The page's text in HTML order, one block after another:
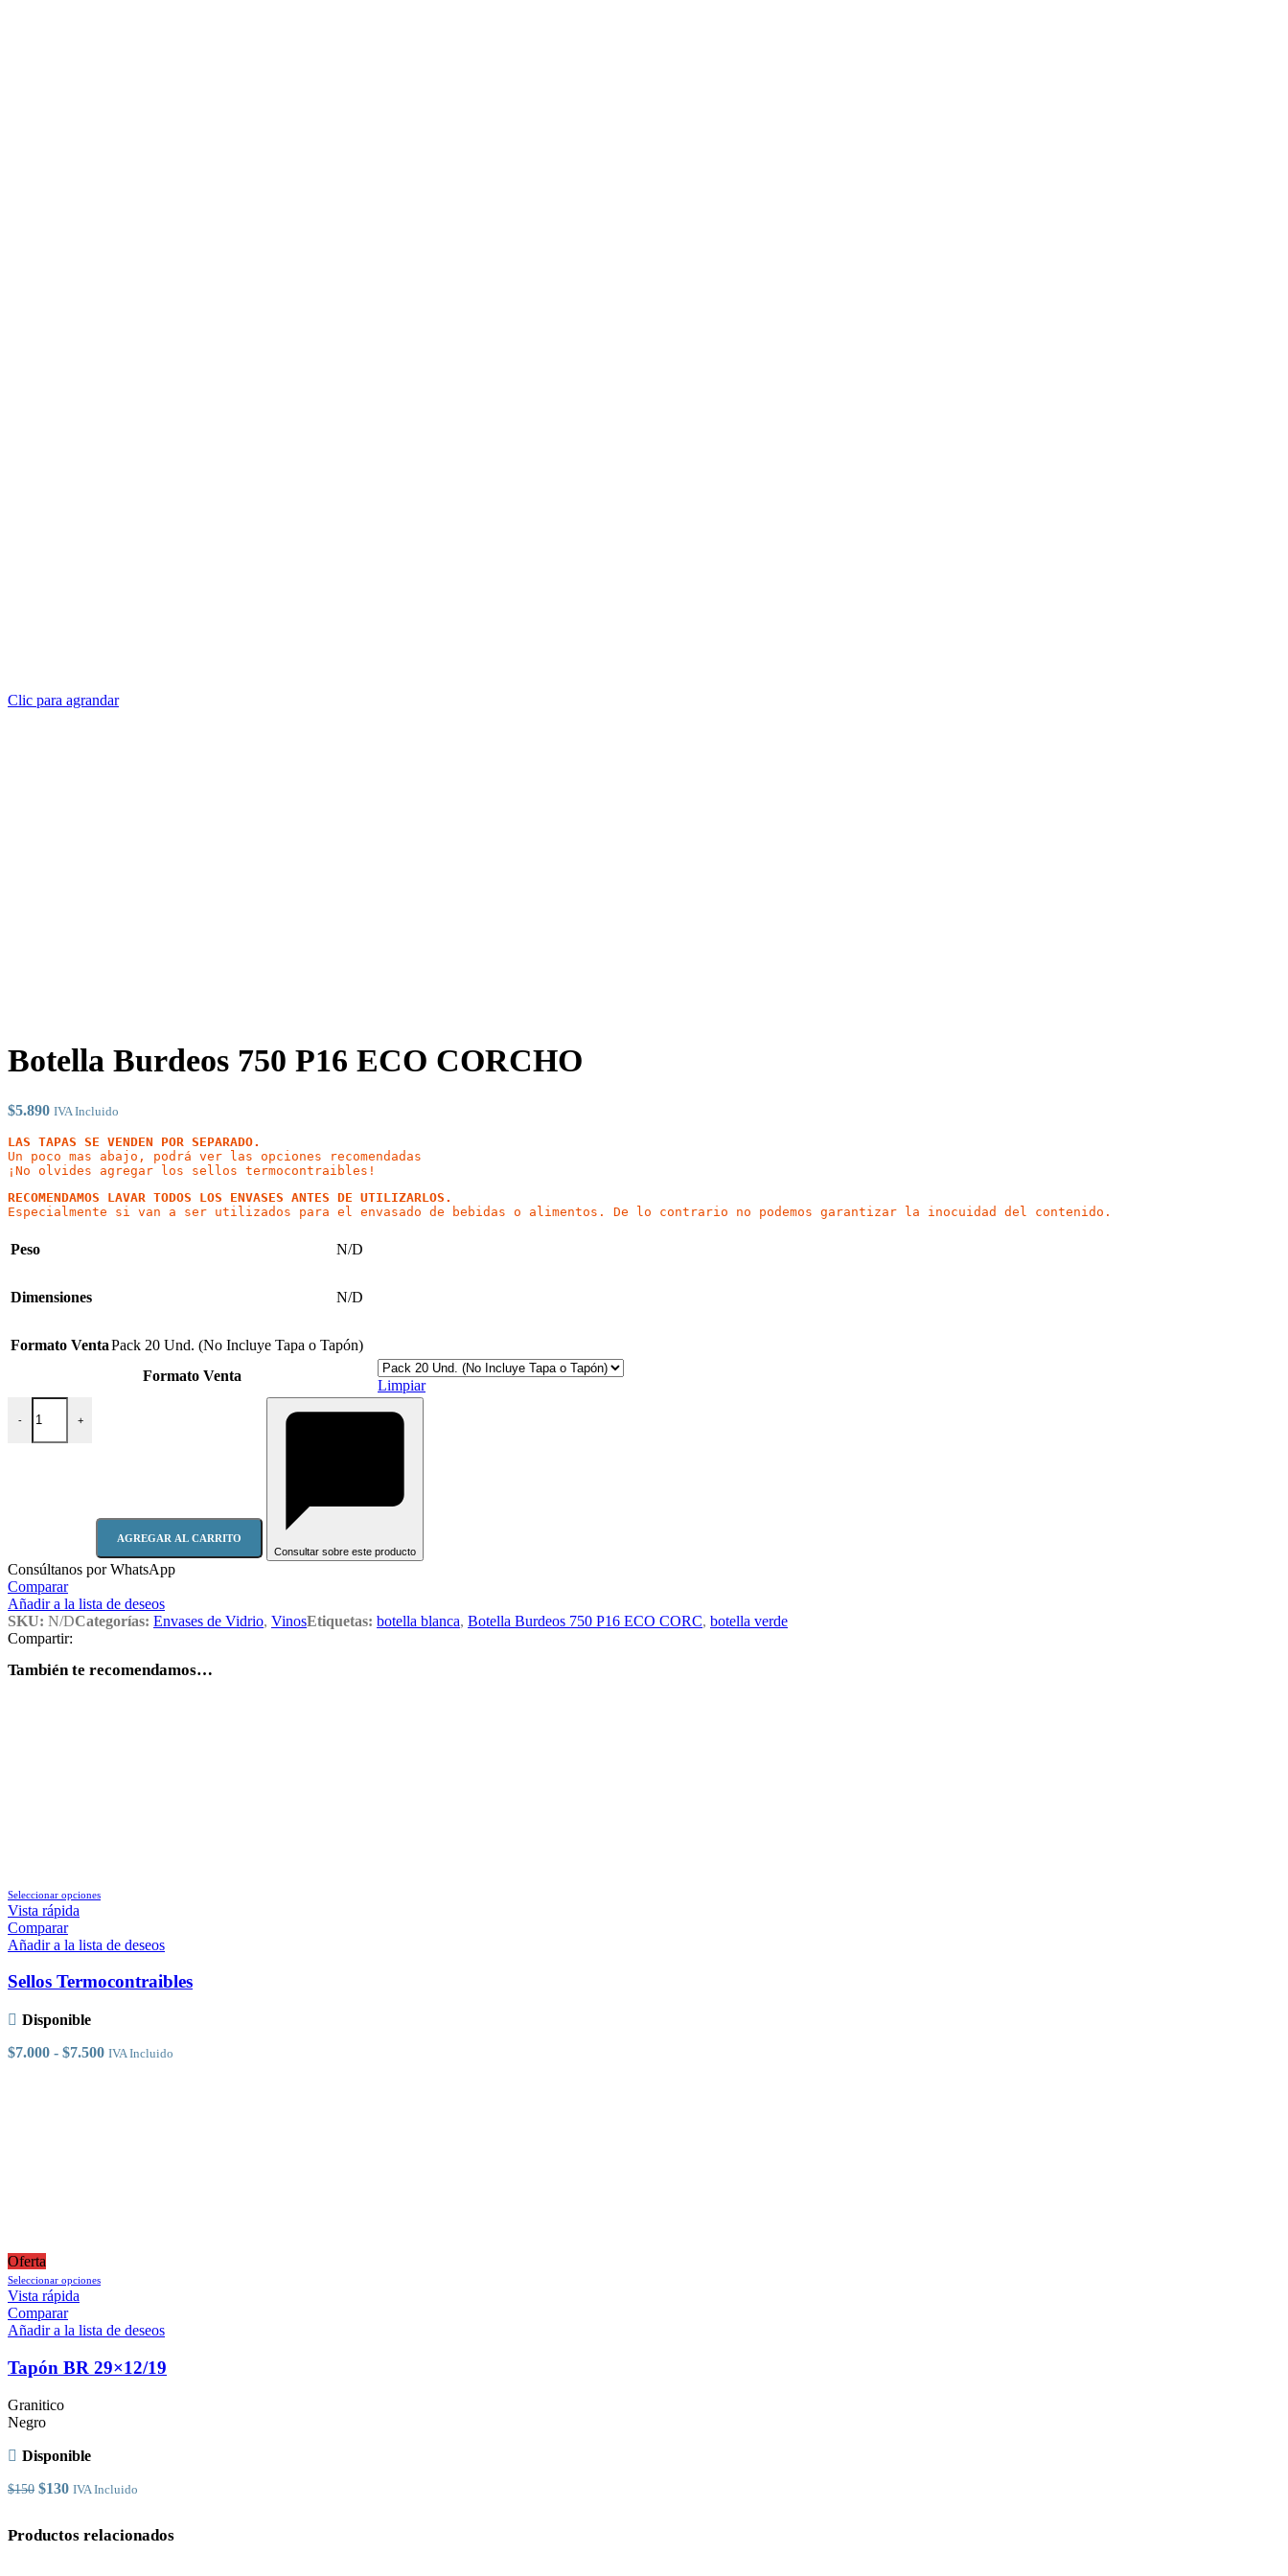
Clic para agrandar
Botella Burdeos 750 P16 ECO CORCHO
$5.890 IVA Incluido
LAS TAPAS SE VENDEN POR SEPARADO.
Un poco mas abajo, podrá ver las opciones recomendadas
¡No olvides agregar los sellos termocontraibles!
RECOMENDAMOS LAVAR TODOS LOS ENVASES ANTES DE UTILIZARLOS.
Peso N/D
Dimensiones N/D
Formato VentaPack 20 Und. (No Incluye Tapa o Tapón)
Formato Venta
Limpiar
-
Botella Burdeos 750 P16 ECO CORCHO cantidad
+
AGREGAR AL CARRITO
Consultar sobre este producto
Consúltanos por WhatsApp
Comparar
Añadir a la lista de deseos
SKU: N/DCategorías: Envases de Vidrio, VinosEtiquetas: botella blanca, Botella Burdeos 750 P16 ECO CORC, botella verde
Compartir:
También te recomendamos…
Seleccionar opcionesEste
múltiples
Las
elegir
Vista rápida
Comparar
Añadir a la lista de deseos
Sellos Termocontraibles
Disponible
$7.000 - $7.500Rango
IVA Incluido
Oferta
Seleccionar opcionesEste
múltiples
Las
opciones
página
Vista rápida
Comparar
Añadir a la lista de deseos
Tapón BR 29×12/19
Granitico
Negro
Disponible
$150 El
era:
$130El
es:
IVA Incluido
Productos relacionados